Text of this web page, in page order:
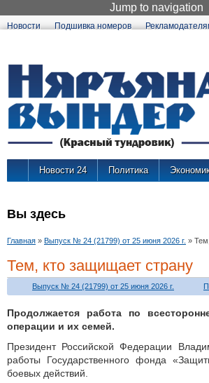
Jump to navigation
Новости Подшивка номеров
Новости 24 Политика
Вы здесь
Главная » Выпуск № 24 (21799) от 25 июня 2026 г. »
Тем, кто защищает страну
Выпуск № 24 (21799) от 25 июня 2026 г.
Продолжается работа по
операции и их семей.
Президент Российской Федерации
работы Государственного фонда
боевых действий.